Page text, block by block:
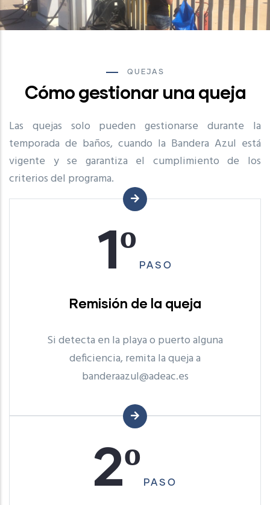
QUEJAS
Cómo gestionar una queja
Las quejas solo pueden gestionarse durante la
temporada de baños, cuando la Bandera Azul está
vigente y se garantiza el cumplimiento de los
criterios del programa.
1º PASO
Remisión de la queja
Si detecta en la playa o puerto alguna
deficiencia, remita la queja a
banderaazul@adeac.es
2º PASO